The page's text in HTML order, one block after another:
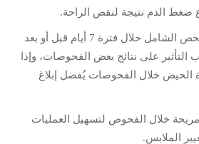
ضغط الدم نتيجة لنقص الراحة.
يُفضل عدم إجراء الفحص الشامل خلال فترة 7 أيام قبل أو بعد
التأثير على نتائج بعض الفحوصات، وإذا
الحيض خلال الفحوصات يُفضل إبلاغ
خلال الفحوص لتسهيل العمليات
الملابس.